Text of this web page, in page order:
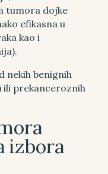
tumora dojke
efikasna u
kao i
nekih benignih
ili prekanceroznih
izbora